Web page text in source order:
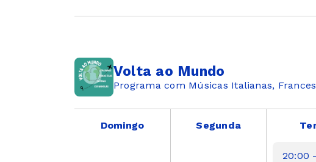
Volta ao Mundo
Programa com Músicas Italianas,
Domingo Segunda
20:00